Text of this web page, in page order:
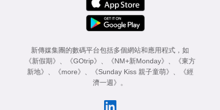
新傳媒集團的數碼平台包括多個網站和應用程式，如
《新假期》
《GOtrip》 《NM+新Monday》
《東方
新地》
《more》 《Sunday Kiss 親子童萌》
《經
濟一週》
。